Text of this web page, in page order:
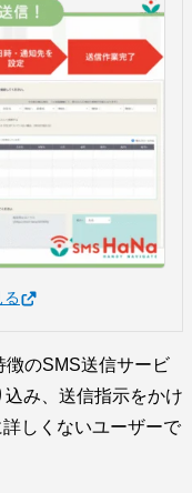
る
徴のSMS送信サービ
み、送信指示をかけ
しくないユーザーで